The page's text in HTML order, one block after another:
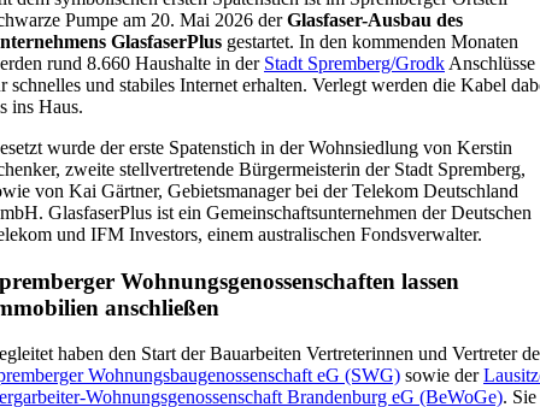
Pumpe am 20. Mai 2026 derGlasfaser-Ausbau des
GlasfaserPlus gestartet. In den kommenden Monaten
rund 8.660 Haushalte in der Stadt Spremberg/Grodk Anschlüsse
schnelles und stabiles Internet erhalten. Verlegt werden die Kabel
ins Haus.
wurde der erste Spatenstich in der Wohnsiedlung von Kerstin
zweite stellvertretende Bürgermeisterin der Stadt Spremberg,
von Kai Gärtner, Gebietsmanager bei der Telekom Deutschland
GlasfaserPlus ist ein Gemeinschaftsunternehmen der Deutschen
und IFM Investors, einem australischen Fondsverwalter.
Wohnungsgenossenschaften lassen
anschließen
haben den Start der Bauarbeiten Vertreterinnen und Vertreter
Wohnungsbaugenossenschaft eG (SWG) sowie der
Wohnungsgenossenschaft Brandenburg eG (BeWoGe). Sie